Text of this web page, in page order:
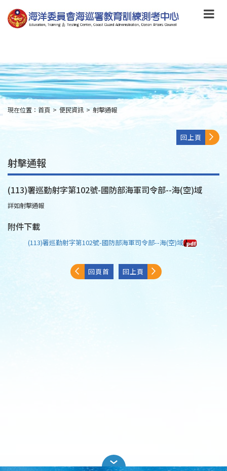
到
主
要
to
main
content
:::
現在位置： 首頁 > 便民資訊 > 射擊通報
回上頁
射擊通報
(113)署巡勤射字第102號-國防部海軍司令部--海(空)域
詳如射擊通報
附件下載
(113)署巡勤射字第102號-國防部海軍司令部--海(空)域
回頁首 回上頁